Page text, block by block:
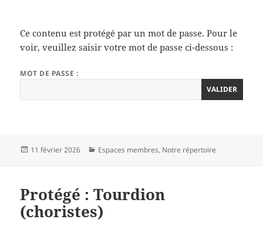
Ce contenu est protégé par un mot de passe. Pour le
voir, veuillez saisir votre mot de passe ci-dessous :
MOT DE PASSE :
Publié
11 février 2026 Catégories
Espaces membres, Notre répertoire
Protégé : Tourdion
(choristes)